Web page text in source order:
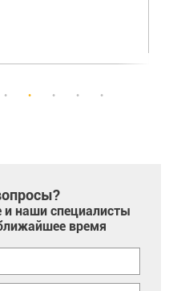
наши специалисты
время